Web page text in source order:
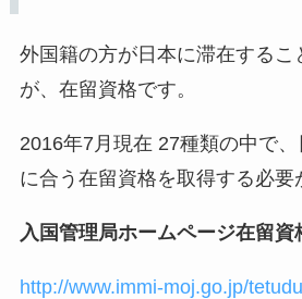
外国籍の方が日本に滞在するこ
が、在留資格です。
2016年7月現在 27種類の中で
に合う在留資格を取得する必要
入国管理局ホームページ在留資
http://www.immi-moj.go.jp/